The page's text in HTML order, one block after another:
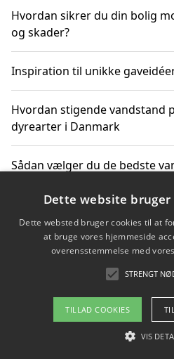
Hvordan sikrer du din bolig
og skader?
Inspiration til unikke
Hvordan stigende vandstand
dyrearter i Danmark
Sådan vælger du de bedste
Copyright 2026 -
Om / kontakt
Dette website
Dette websted bruger cookies til at
at bruge vores hjemmeside
overensstemmelse med
STRENGT
TILLAD COOKIES
VIS